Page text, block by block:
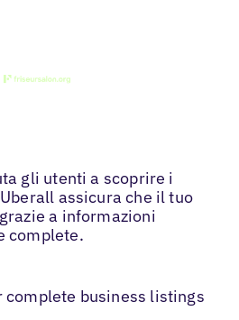
gli utenti a scoprire i
assicura che il tuo
a informazioni
complete.
complete business listings